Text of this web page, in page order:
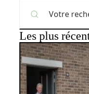
Les plus